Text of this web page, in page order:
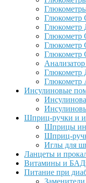
Глюкометр
Глюкометр
Глюкометр
Глюкометр
Глюкометр
Глюкометр
Глюкометр
Инсулиновые
Шприц-ручки и
Шприцы
Шприц-
Иглы для
Ланцеты и
Витамины и
Питание при
Заменители